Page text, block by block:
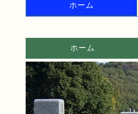
ホーム
ホーム